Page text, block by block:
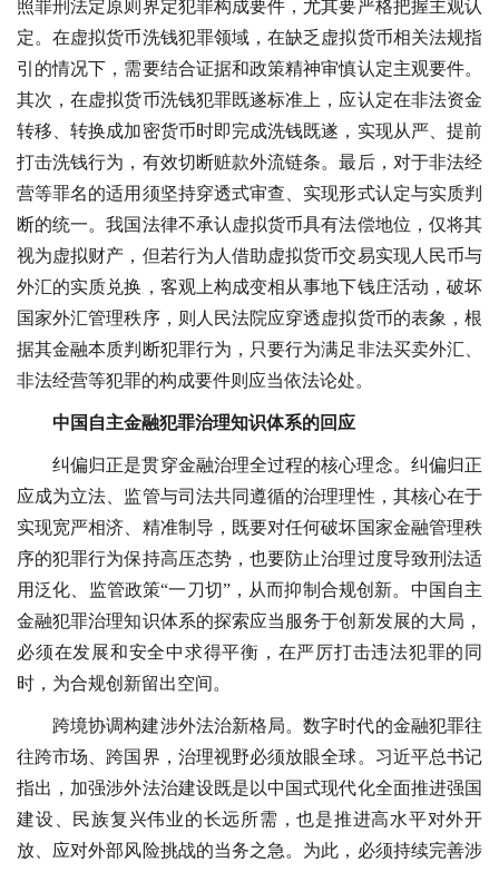
照罪刑法定原则界定犯罪构成要件，尤其要严格把握主观认
定。在虚拟货币洗钱犯罪领域，在缺乏虚拟货币相关法规指
引的情况下，需要结合证据和政策精神审慎认定主观要件。
其次，在虚拟货币洗钱犯罪既遂标准上，应认定在非法资金
转移、转换成加密货币时即完成洗钱既遂，实现从严、提前
打击洗钱行为，有效切断赃款外流链条。最后，对于非法经
营等罪名的适用须坚持穿透式审查、实现形式认定与实质判
断的统一。我国法律不承认虚拟货币具有法偿地位，仅将其
视为虚拟财产，但若行为人借助虚拟货币交易实现人民币与
外汇的实质兑换，客观上构成变相从事地下钱庄活动，破坏
国家外汇管理秩序，则人民法院应穿透虚拟货币的表象，根
据其金融本质判断犯罪行为，只要行为满足非法买卖外汇、
非法经营等犯罪的构成要件则应当依法论处。
中国自主金融犯罪治理知识体系的回应
纠偏归正是贯穿金融治理全过程的核心理念。纠偏归正
应成为立法、监管与司法共同遵循的治理理性，其核心在于
实现宽严相济、精准制导，既要对任何破坏国家金融管理秩
序的犯罪行为保持高压态势，也要防止治理过度导致刑法适
用泛化、监管政策“一刀切”，从而抑制合规创新。中国自主
金融犯罪治理知识体系的探索应当服务于创新发展的大局，
必须在发展和安全中求得平衡，在严厉打击违法犯罪的同
时，为合规创新留出空间。
跨境协调构建涉外法治新格局。数字时代的金融犯罪往
往跨市场、跨国界，治理视野必须放眼全球。习近平总书记
指出，加强涉外法治建设既是以中国式现代化全面推进强国
建设、民族复兴伟业的长远所需，也是推进高水平对外开
放、应对外部风险挑战的当务之急。为此，必须持续完善涉